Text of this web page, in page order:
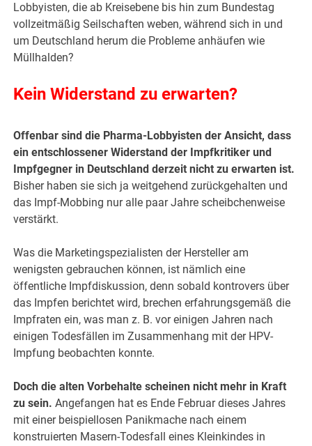
Lobbyisten, die ab Kreisebene bis hin zum Bundestag
vollzeitmäßig Seilschaften weben, während sich in und
um Deutschland herum die Probleme anhäufen wie
Müllhalden?
Kein Widerstand zu erwarten?
Offenbar sind die Pharma-Lobbyisten der Ansicht, dass
ein entschlossener Widerstand der Impfkritiker und
Impfgegner in Deutschland derzeit nicht zu erwarten ist.
Bisher haben sie sich ja weitgehend zurückgehalten und
das Impf-Mobbing nur alle paar Jahre scheibchenweise
verstärkt.
Was die Marketingspezialisten der Hersteller am
wenigsten gebrauchen können, ist nämlich eine
öffentliche Impfdiskussion, denn sobald kontrovers über
das Impfen berichtet wird, brechen erfahrungsgemäß die
Impfraten ein, was man z. B. vor einigen Jahren nach
einigen Todesfällen im Zusammenhang mit der HPV-
Impfung beobachten konnte.
Doch die alten Vorbehalte scheinen nicht mehr in Kraft
zu sein. Angefangen hat es Ende Februar dieses Jahres
mit einer beispiellosen Panikmache nach einem
konstruierten Masern-Todesfall eines Kleinkindes in